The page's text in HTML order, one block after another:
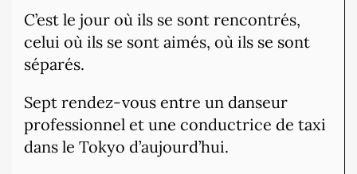
C’est le jour où ils se sont rencontrés,
celui où ils se sont aimés, où ils se sont
séparés.
Sept rendez-vous entre un danseur
professionnel et une conductrice de taxi
dans le Tokyo d’aujourd’hui.